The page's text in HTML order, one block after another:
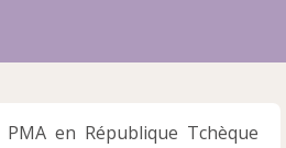
PMA en République Tchèque